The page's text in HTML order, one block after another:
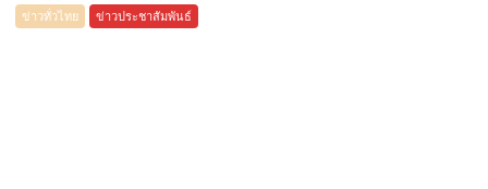
ข่าวทั่วไทย ข่าวประชาสัมพันธ์